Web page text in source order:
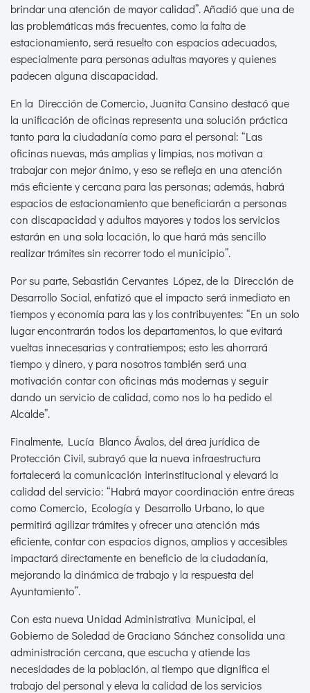
brindar una atención de mayor calidad”. Añadió que una de
las problemáticas más frecuentes, como la falta de
estacionamiento, será resuelto con espacios adecuados,
especialmente para personas adultas mayores y quienes
padecen alguna discapacidad.
En la Dirección de Comercio, Juanita Cansino destacó que
la unificación de oficinas representa una solución práctica
tanto para la ciudadanía como para el personal: “Las
oficinas nuevas, más amplias y limpias, nos motivan a
trabajar con mejor ánimo, y eso se refleja en una atención
más eficiente y cercana para las personas; además, habrá
espacios de estacionamiento que beneficiarán a personas
con discapacidad y adultos mayores y todos los servicios
estarán en una sola locación, lo que hará más sencillo
realizar trámites sin recorrer todo el municipio”.
Por su parte, Sebastián Cervantes López, de la Dirección de
Desarrollo Social, enfatizó que el impacto será inmediato en
tiempos y economía para las y los contribuyentes: “En un solo
lugar encontrarán todos los departamentos, lo que evitará
vueltas innecesarias y contratiempos; esto les ahorrará
tiempo y dinero, y para nosotros también será una
motivación contar con oficinas más modernas y seguir
dando un servicio de calidad, como nos lo ha pedido el
Alcalde”.
Finalmente, Lucía Blanco Ávalos, del área jurídica de
Protección Civil, subrayó que la nueva infraestructura
fortalecerá la comunicación interinstitucional y elevará la
calidad del servicio: “Habrá mayor coordinación entre áreas
como Comercio, Ecología y Desarrollo Urbano, lo que
permitirá agilizar trámites y ofrecer una atención más
eficiente, contar con espacios dignos, amplios y accesibles
impactará directamente en beneficio de la ciudadanía,
mejorando la dinámica de trabajo y la respuesta del
Ayuntamiento”.
Con esta nueva Unidad Administrativa Municipal, el
Gobierno de Soledad de Graciano Sánchez consolida una
administración cercana, que escucha y atiende las
necesidades de la población, al tiempo que dignifica el
trabajo del personal y eleva la calidad de los servicios